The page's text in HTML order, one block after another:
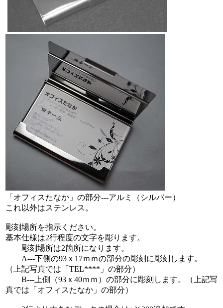
「オフィスたなか」の部分---アルミ（シルバー）
これ以外はステンレス。
彫刻場所を指示ください。
基本仕様は2行程度の文字を彫ります。
彫刻場所は2箇所になります。
A---下側の93ｘ17ｍｍの部分の彫刻に彫刻します。
（上記写真では「TEL****」の部分）
B---上側（93ｘ40ｍｍ）の部分に彫刻します。（上記写
真では「オフィスたなか」の部分）